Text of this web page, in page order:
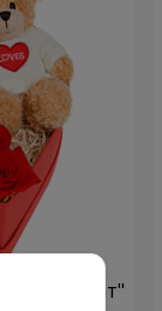
презент"